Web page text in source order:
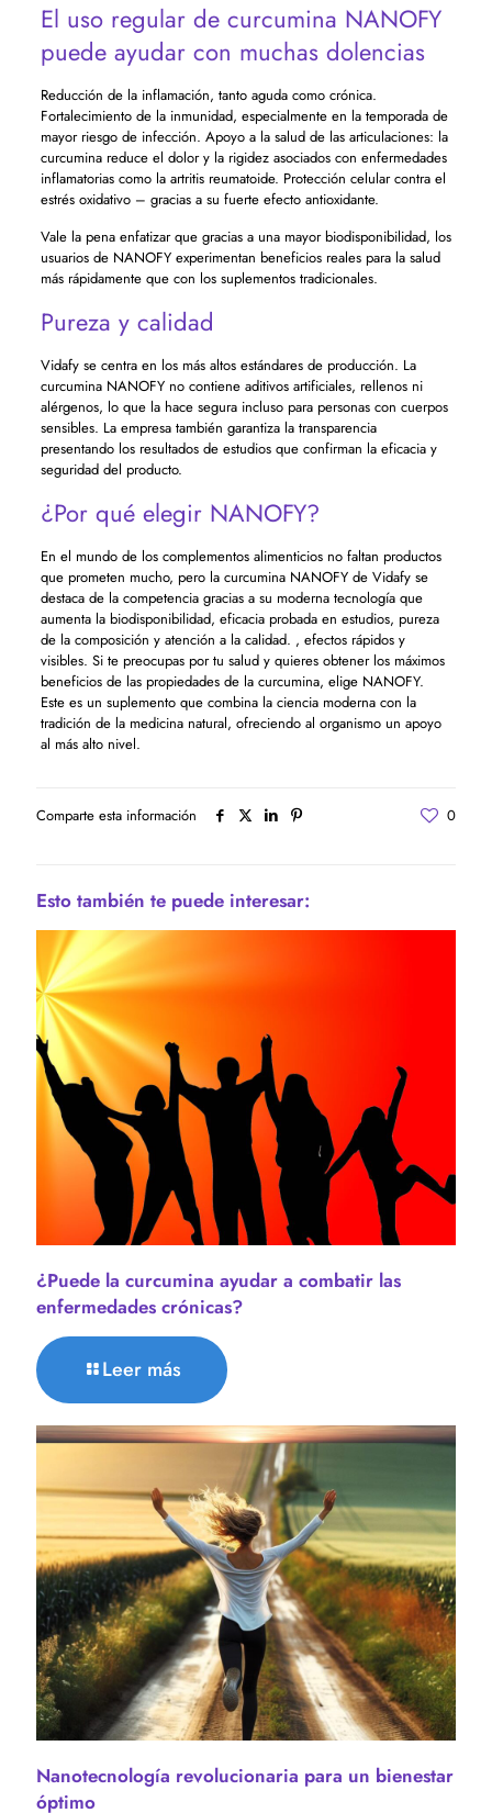
El uso regular de curcumina NANOFY
puede ayudar con muchas dolencias
Reducción de la inflamación, tanto aguda como crónica.
Fortalecimiento de la inmunidad, especialmente en la temporada de
mayor riesgo de infección. Apoyo a la salud de las articulaciones: la
curcumina reduce el dolor y la rigidez asociados con enfermedades
inflamatorias como la artritis reumatoide. Protección celular contra el
estrés oxidativo – gracias a su fuerte efecto antioxidante.
Vale la pena enfatizar que gracias a una mayor biodisponibilidad, los
usuarios de NANOFY experimentan beneficios reales para la salud
más rápidamente que con los suplementos tradicionales.
Pureza y calidad
Vidafy se centra en los más altos estándares de producción. La
curcumina NANOFY no contiene aditivos artificiales, rellenos ni
alérgenos, lo que la hace segura incluso para personas con cuerpos
sensibles. La empresa también garantiza la transparencia
presentando los resultados de estudios que confirman la eficacia y
seguridad del producto.
¿Por qué elegir NANOFY?
En el mundo de los complementos alimenticios no faltan productos
que prometen mucho, pero la curcumina NANOFY de Vidafy se
destaca de la competencia gracias a su moderna tecnología que
aumenta la biodisponibilidad, eficacia probada en estudios, pureza
de la composición y atención a la calidad. , efectos rápidos y
visibles. Si te preocupas por tu salud y quieres obtener los máximos
beneficios de las propiedades de la curcumina, elige NANOFY.
Este es un suplemento que combina la ciencia moderna con la
tradición de la medicina natural, ofreciendo al organismo un apoyo
al más alto nivel.
Comparte esta información 0
Esto también te puede interesar:
¿Puede la curcumina ayudar a combatir las
enfermedades crónicas?
Leer más
Nanotecnología revolucionaria para un bienestar
óptimo